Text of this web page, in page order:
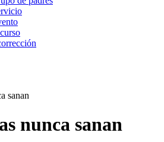
sanan
nunca sanan